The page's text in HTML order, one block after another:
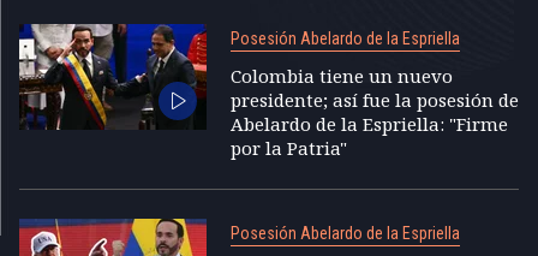
Posesión Abelardo de la Espriella
Colombia tiene un nuevo
presidente; así fue la posesión de
Abelardo de la Espriella: "Firme
por la Patria"
Posesión Abelardo de la Espriella